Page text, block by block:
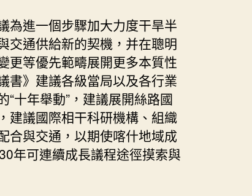
錢
_
中
國
網〉
中
為進一個步驟加大力度干旱半
交通供給新的契機，并在聰明
更等優先範疇展開更多本質性
書》建議各級當局以及各行業
十年舉動”，建議展開絲路國
建議國際相干科研機構、組織
合與交通，以期使喀什地域成
年可連續成長議程途徑摸索與